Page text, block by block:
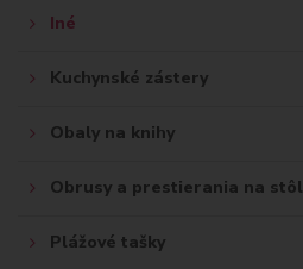
Iné
Kuchynské zástery
Obaly na knihy
Obrusy a prestierania na stôl
Plážové tašky